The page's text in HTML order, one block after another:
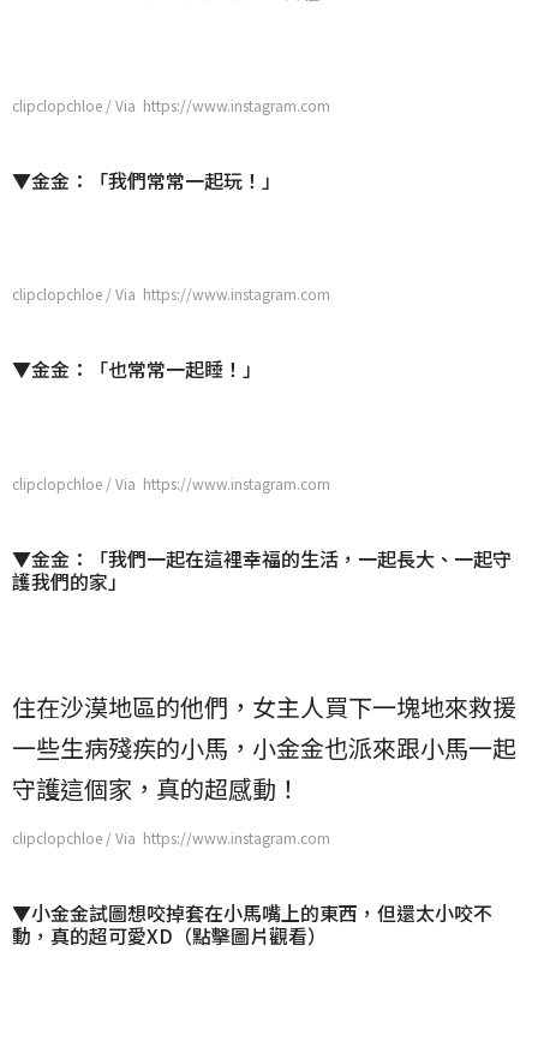
clipclopchloe / Via https://www.instagram.com
▼金金：「我們常常一起玩！」
clipclopchloe / Via https://www.instagram.com
▼金金：「也常常一起睡！」
clipclopchloe / Via https://www.instagram.com
▼金金：「我們一起在這裡幸福的生活，一起長大、一起守
護我們的家」
住在沙漠地區的他們，女主人買下一塊地來救援
一些生病殘疾的小馬，小金金也派來跟小馬一起
守護這個家，真的超感動！
clipclopchloe / Via https://www.instagram.com
▼小金金試圖想咬掉套在小馬嘴上的東西，但還太小咬不
動，真的超可愛XD（點擊圖片觀看）